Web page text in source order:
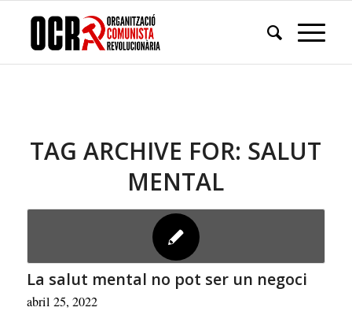
TAG ARCHIVE FOR: SALUT
MENTAL
La salut mental no pot ser un negoci
abril 25, 2022